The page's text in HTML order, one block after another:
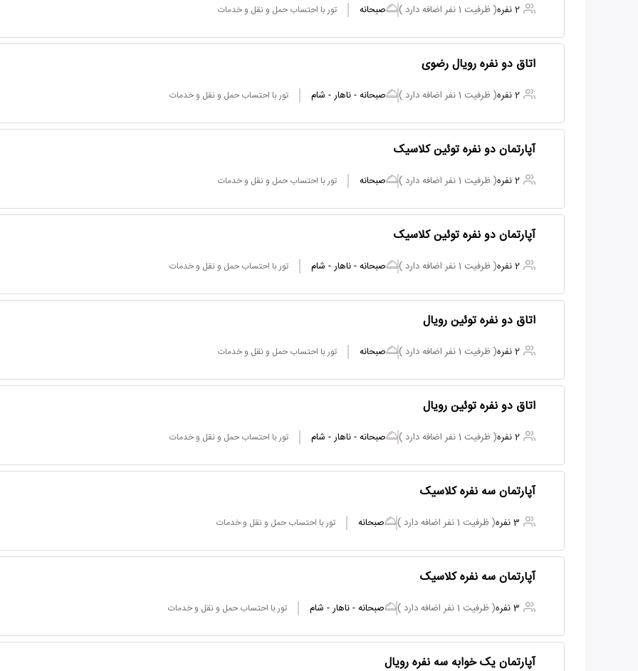
2 نفره ( ظرفیت 1 نفر اضافه دارد ) صبحانه تور با احتساب حمل و نقل و خدمات
اتاق دو نفره رویال رضوی
2 نفره ( ظرفیت 1 نفر اضافه دارد ) صبحانه - ناهار - شام تور با احتساب حمل و نقل و خدمات
آپارتمان دو نفره توئین کلاسیک
2 نفره ( ظرفیت 1 نفر اضافه دارد ) صبحانه تور با احتساب حمل و نقل و خدمات
آپارتمان دو نفره توئین کلاسیک
2 نفره ( ظرفیت 1 نفر اضافه دارد ) صبحانه - ناهار - شام تور با احتساب حمل و نقل و خدمات
اتاق دو نفره توئین رویال
2 نفره ( ظرفیت 1 نفر اضافه دارد ) صبحانه تور با احتساب حمل و نقل و خدمات
اتاق دو نفره توئین رویال
2 نفره ( ظرفیت 1 نفر اضافه دارد ) صبحانه - ناهار - شام تور با احتساب حمل و نقل و خدمات
آپارتمان سه نفره کلاسیک
3 نفره ( ظرفیت 1 نفر اضافه دارد ) صبحانه تور با احتساب حمل و نقل و خدمات
آپارتمان سه نفره کلاسیک
3 نفره ( ظرفیت 1 نفر اضافه دارد ) صبحانه - ناهار - شام تور با احتساب حمل و نقل و خدمات
آپارتمان یک خوابه سه نفره رویال